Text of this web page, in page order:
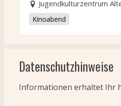
Jugendkulturzentrum
Kinoabend
Datenschutzhinweise
Informationen erhaltet Ihr